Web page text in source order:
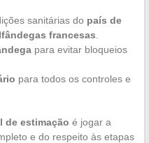
sanitárias do país de
francesas
para evitar bloqueios
para todos os controles e
de estimação é jogar a
e do respeito às etapas